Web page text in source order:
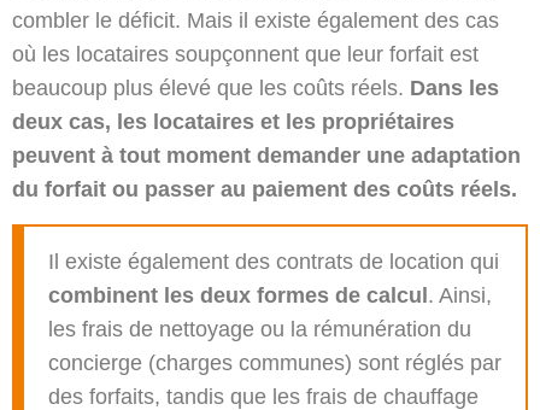
combler le déficit. Mais il existe également des cas
où les locataires soupçonnent que leur forfait est
beaucoup plus élevé que les coûts réels. Dans les
deux cas, les locataires et les propriétaires
peuvent à tout moment demander une adaptation
du forfait ou passer au paiement des coûts réels.
Il existe également des contrats de location qui
combinent les deux formes de calcul . Ainsi,
les frais de nettoyage ou la rémunération du
concierge (charges communes) sont réglés par
des forfaits, tandis que les frais de chauffage